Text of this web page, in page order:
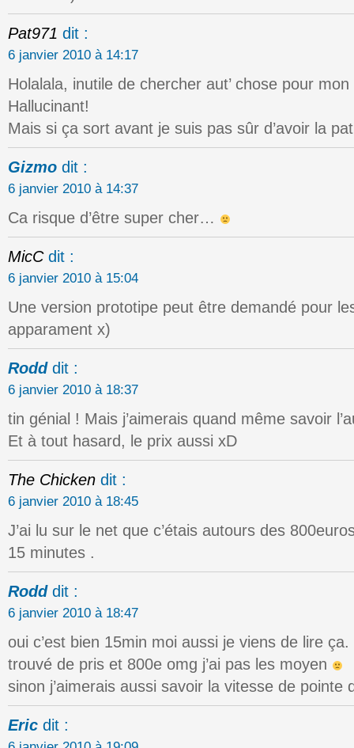
Pat971 dit :
6 janvier 2010 à 14:17
Holalala, inutile de chercher aut’ chose pour
Hallucinant!
Mais si ça sort avant je suis pas sûr d’avoir la
Gizmo dit :
6 janvier 2010 à 14:37
Ca risque d’être super cher…
MicC dit :
6 janvier 2010 à 15:04
Une version prototipe peut être demandé pour
apparament x)
Rodd dit :
6 janvier 2010 à 18:37
tin génial ! Mais j’aimerais quand même savoir
Et à tout hasard, le prix aussi xD
The Chicken dit :
6 janvier 2010 à 18:45
J’ai lu sur le net que c’étais autours des
15 minutes .
Rodd dit :
6 janvier 2010 à 18:47
oui c’est bien 15min moi aussi je viens de lire ça.
trouvé de pris et 800e omg j’ai pas les moyen
sinon j’aimerais aussi savoir la vitesse de pointe
Eric dit :